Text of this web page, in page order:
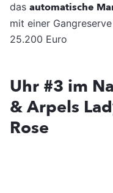
das automatische
mit einer
25.200 Euro
Uhr #3 im
& Arpels
Rose